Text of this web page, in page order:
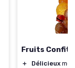
Fruits
＋ Délicieux